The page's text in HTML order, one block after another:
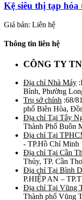
Kệ siêu thị tạp
Giá bán: Liên hệ
Thông tin liên hệ
CÔNG TY
Địa chỉ Nhà Máy
Bình, Phường
Trụ sở chính :68/
phố Biên Hòa,
Địa chỉ Tại Tây
Thành Phố Buôn
Địa chỉ Tại
- TP.Hồ Chí Minh
Địa chỉ Tại Cần
Thủy, TP. Cần Thơ
Địa chỉ Tại Bình
P.HIỆP AN –
Địa chỉ Tại Vũng
Thành phố Vũng